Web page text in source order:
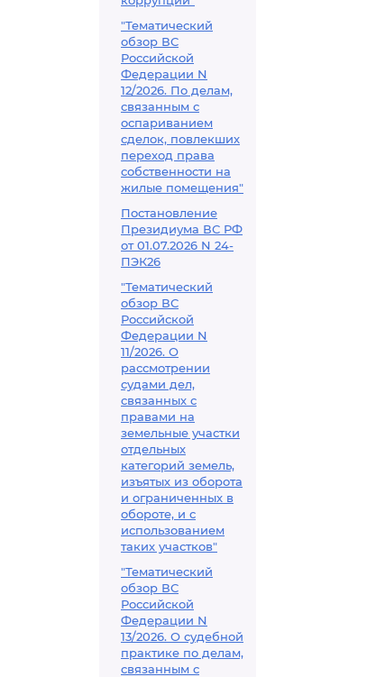
"Тематический
обзор ВС
Российской
Федерации N
12/2026. По делам,
связанным с
оспариванием
сделок, повлекших
переход права
собственности на
жилые помещения"
Постановление
Президиума ВС РФ
от 01.07.2026 N 24-
ПЭК26
"Тематический
обзор ВС
Российской
Федерации N
11/2026. О
рассмотрении
судами дел,
связанных с
правами на
земельные участки
отдельных
категорий земель,
изъятых из оборота
и ограниченных в
обороте, и с
использованием
таких участков"
"Тематический
обзор ВС
Российской
Федерации N
13/2026. О судебной
практике по делам,
связанным с